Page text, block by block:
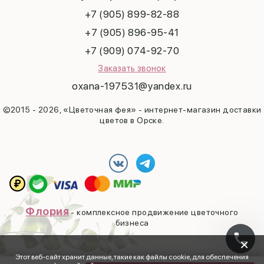
Этот веб-сайт хранит данные, такие как файлы cookie, для обеспечения
×
+7 (905) 899-82-88
+7 (905) 896-95-41
+7 (909) 074-92-70
Заказать звонок
oxana-197531@yandex.ru
©2015 - 2026, «Цветочная фея» - интернет-магазин доставки
цветов в Орске.
Флория- комплексное продвижение цветочного
бизнеса